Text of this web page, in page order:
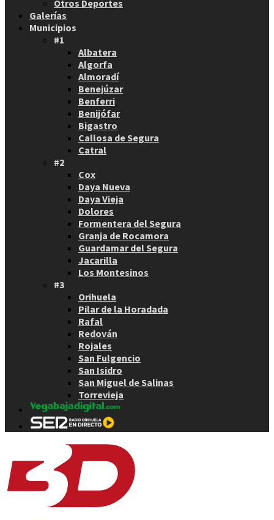
Otros Deportes
Galerías
Municipios
#1
Albatera
Algorfa
Almoradí
Benejúzar
Benferri
Benijófar
Bigastro
Callosa de Segura
Catral
#2
Cox
Daya Nueva
Daya Vieja
Dolores
Formentera del Segura
Granja de Rocamora
Guardamar del Segura
Jacarilla
Los Montesinos
#3
Orihuela
Pilar de la Horadada
Rafal
Redován
Rojales
San Fulgencio
San Isidro
San Miguel de Salinas
Torrevieja